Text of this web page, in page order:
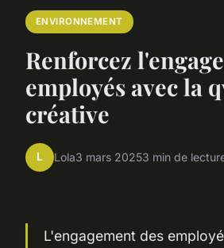
ENVIRONNEMENT
Renforcez
employés avec la
créative
L Lola3 mars 20253 min de
L'engagement des